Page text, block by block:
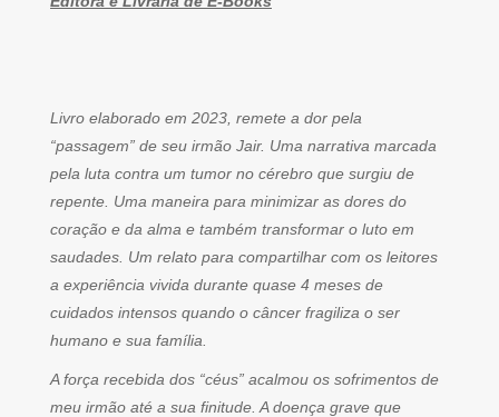
Livro elaborado em 2023, remete a dor pela
“passagem” de seu irmão Jair. Uma narrativa marcada
pela luta contra um tumor no cérebro que surgiu de
repente. Uma maneira para minimizar as dores do
coração e da alma e também transformar o luto em
saudades. Um relato para compartilhar com os leitores
a experiência vivida durante quase 4 meses de
cuidados intensos quando o câncer fragiliza o ser
humano e sua família.
A força recebida dos “céus” acalmou os sofrimentos de
meu irmão até a sua finitude. A doença grave que